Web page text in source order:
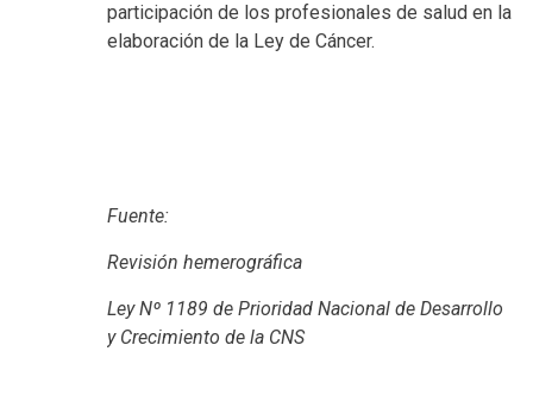
participación de los profesionales de salud en la
elaboración de la Ley de Cáncer.
Fuente:
Revisión hemerográfica
Ley Nº 1189 de Prioridad Nacional de Desarrollo
y Crecimiento de la CNS